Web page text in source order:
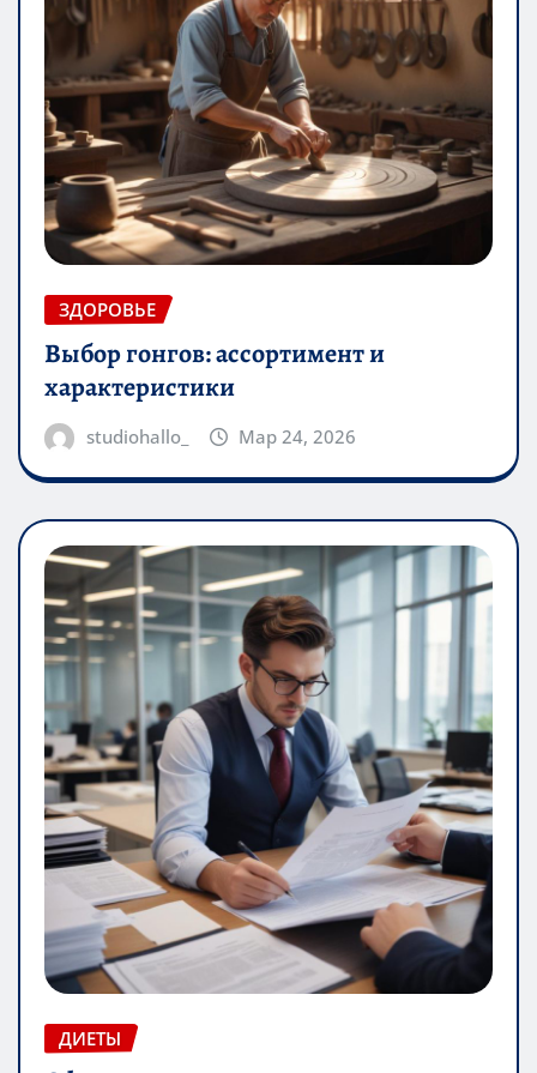
ЗДОРОВЬЕ
Выбор гонгов: ассортимент и
характеристики
studiohallo_ Мар 24, 2026
ДИЕТЫ